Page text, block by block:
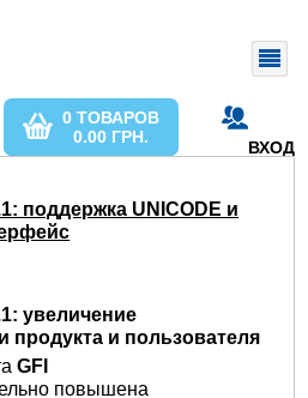
ВХОД
0 ТОВАРОВ
0.00 ГРН.
поддержка UNICODE и
увеличение
продукта и пользователя
GFI
повышена